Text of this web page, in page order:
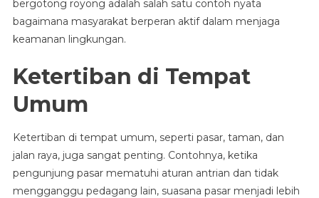
bergotong royong adalah salah satu contoh nyata
bagaimana masyarakat berperan aktif dalam menjaga
keamanan lingkungan.
Ketertiban di Tempat
Umum
Ketertiban di tempat umum, seperti pasar, taman, dan
jalan raya, juga sangat penting. Contohnya, ketika
pengunjung pasar mematuhi aturan antrian dan tidak
mengganggu pedagang lain, suasana pasar menjadi lebih